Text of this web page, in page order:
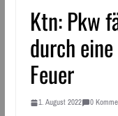
Ktn: Pkw
durch
Feuer
1. August 2022 0